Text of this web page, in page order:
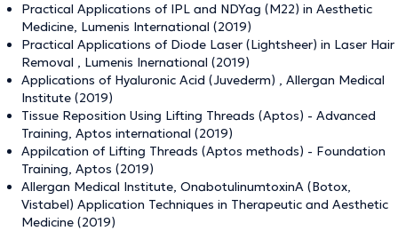
Practical Applications of IPL and NDYag (M22) in Aesthetic
Medicine, Lumenis International (2019)
Practical Applications of Diode Laser (Lightsheer) in Laser Hair
Removal , Lumenis Inernational (2019)
Applications of Hyaluronic Acid (Juvederm) , Allergan Medical
Institute (2019)
Tissue Reposition Using Lifting Threads (Aptos) - Advanced
Training, Aptos international (2019)
Appilcation of Lifting Threads (Aptos methods) - Foundation
Training, Aptos (2019)
Allergan Medical Institute, OnabotulinumtoxinA (Botox,
Vistabel) Application Techniques in Therapeutic and Aesthetic
Medicine (2019)